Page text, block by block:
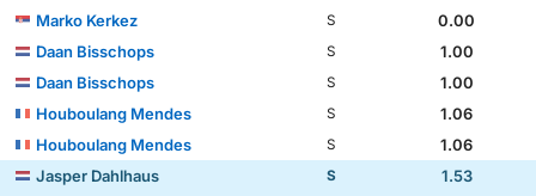
Marko Kerkez
S
0.00
Daan Bisschops
S
1.00
Daan Bisschops
S
1.00
Houboulang Mendes
S
1.06
Houboulang Mendes
S
1.06
Jasper Dahlhaus
S
1.53